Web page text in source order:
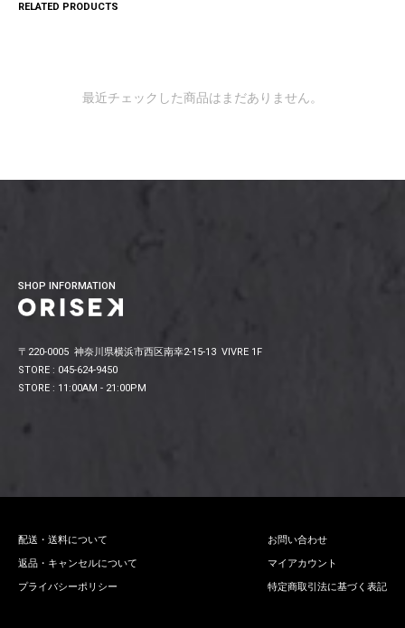
RELATED PRODUCTS
最近チェックした商品はまだありません。
SHOP INFORMATION
〒220-0005 神奈川県横浜市西区南幸2-15-13 VIVRE 1F
STORE : 045-624-9450
STORE : 11:00AM - 21:00PM
配送・送料について
返品・キャンセルについて
プライバシーポリシー
お問い合わせ
マイアカウント
特定商取引法に基づく表記